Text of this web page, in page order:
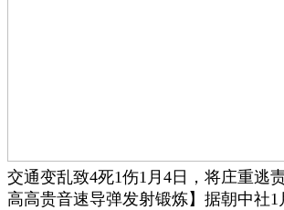
交通变乱致4死1伤1月4日，将庄重逃
高高贵音速导弹发射锻炼】据朝中社1